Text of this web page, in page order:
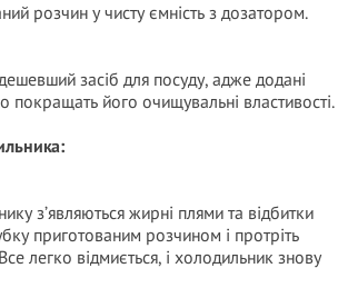
розчин у чисту ємність з дозатором.
засіб для посуду, адже додані
покращать його очищувальні властивості.
з’являються жирні плями та відбитки
приготованим розчином і протріть
легко відмиється, і холодильник знову